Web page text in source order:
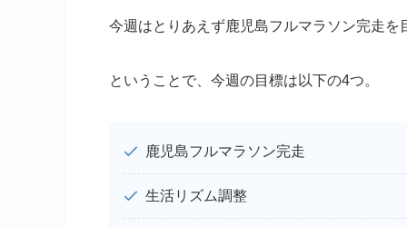
今週はとりあえず鹿児島フルマラソン完走を
ということで、今週の目標は以下の4つ。
鹿児島フルマラソン完走
生活リズム調整